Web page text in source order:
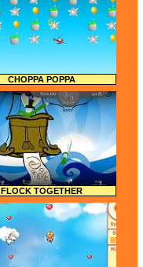
CHOPPA POPPA
FLOCK TOGETHER